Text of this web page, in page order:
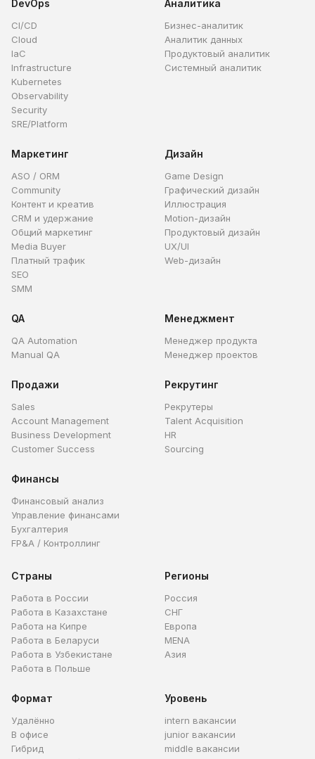
DevOps
CI/CD
Cloud
IaC
Infrastructure
Kubernetes
Observability
Security
SRE/Platform
Аналитика
Бизнес-аналитик
Аналитик данных
Продуктовый аналитик
Системный аналитик
Маркетинг
ASO / ORM
Community
Контент и креатив
CRM и удержание
Общий маркетинг
Media Buyer
Платный трафик
SEO
SMM
Дизайн
Game Design
Графический дизайн
Иллюстрация
Motion-дизайн
Продуктовый дизайн
UX/UI
Web-дизайн
QA
QA Automation
Manual QA
Менеджмент
Менеджер продукта
Менеджер проектов
Продажи
Sales
Account Management
Business Development
Customer Success
Рекрутинг
Рекрутеры
Talent Acquisition
HR
Sourcing
Финансы
Финансовый анализ
Управление финансами
Бухгалтерия
FP&A / Контроллинг
Страны
Работа в России
Работа в Казахстане
Работа на Кипре
Работа в Беларуси
Работа в Узбекистане
Работа в Польше
Регионы
Россия
СНГ
Европа
MENA
Азия
Формат
Удалённо
В офисе
Гибрид
Уровень
intern вакансии
junior вакансии
middle вакансии